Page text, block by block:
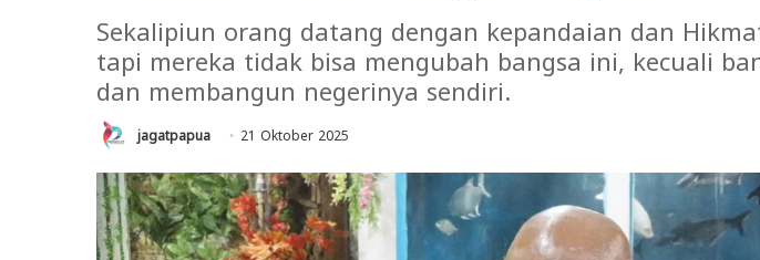
Sekalipiun orang datang dengan kepandaian dan
tapi mereka tidak bisa mengubah bangsa ini, kecuali
dan membangun negerinya sendiri.
jagatpapua 21 Oktober 2025